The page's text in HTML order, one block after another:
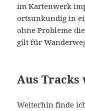
im Kartenwerk
ortsunkundig in
ohne Probleme
gilt für
Aus Tracks
Weiterhin finde